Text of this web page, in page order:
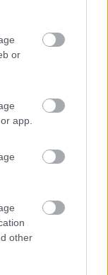
or
app.
other
e a 1 km dal